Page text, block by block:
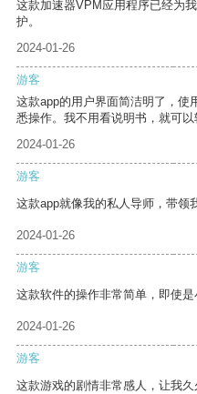
这款加速器VPM应用程序已经为
护。
2024-01-26
游客
这款app的用户界面简洁明了，使
悉操作。我不用看说明书，就可以
2024-01-26
游客
这款app就像我的私人导师，带领
2024-01-26
游客
这款软件的操作非常简单，即使是
2024-01-26
游客
这款游戏的剧情非常感人，让我久